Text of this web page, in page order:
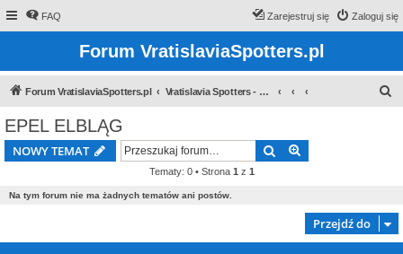
FAQ Zaloguj się
Zarejestruj się
Forum VratislaviaSpotters.pl
Forum VratislaviaSpotters.pl Vratislavia Spotters - Wroclawska grupa spotterska
EPEL ELBLĄG
NOWY TEMAT Szukaj
Tematy: 0 • Strona 1 z 1
Na tym forum nie ma żadnych tematów ani postów.
Przejdź do